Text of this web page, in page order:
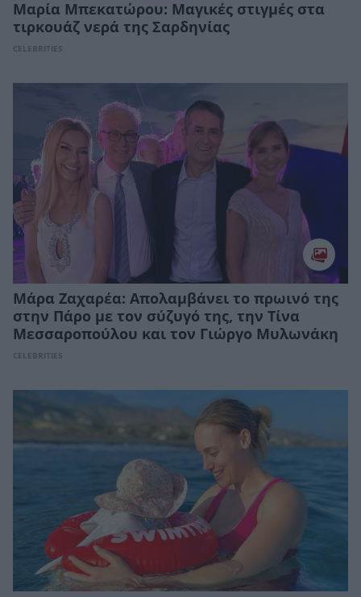
Μαρία Μπεκατώρου: Μαγικές στιγμές στα
τιρκουάζ νερά της Σαρδηνίας
CELEBRITIES
Μάρα Ζαχαρέα: Απολαμβάνει το πρωινό της
στην Πάρο με τον σύζυγό της, την Τίνα
Μεσσαροπούλου και τον Γιώργο Μυλωνάκη
CELEBRITIES